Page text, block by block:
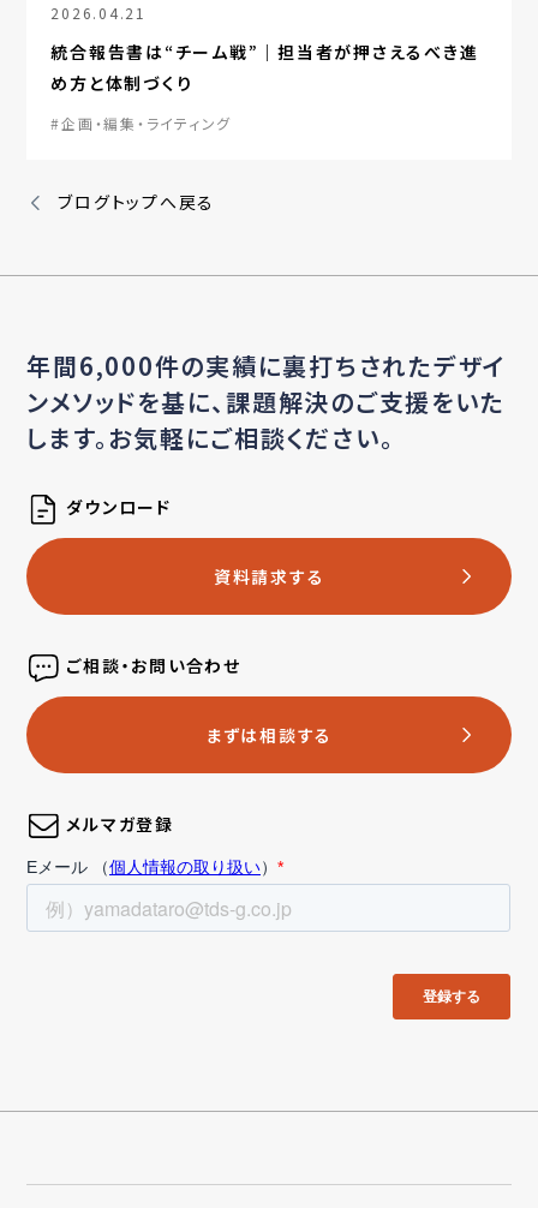
2026.04.21
統合報告書は“チーム戦”｜担当者が押さえるべき進
め方と体制づくり
#企画・編集・ライティング
ブログトップへ戻る
年間6,000件の実績に裏打ちされたデザイ
ンメソッドを基に、課題解決のご支援をいた
します。お気軽にご相談ください。
ダウンロード
資料請求する
ご相談・お問い合わせ
まずは相談する
メルマガ登録